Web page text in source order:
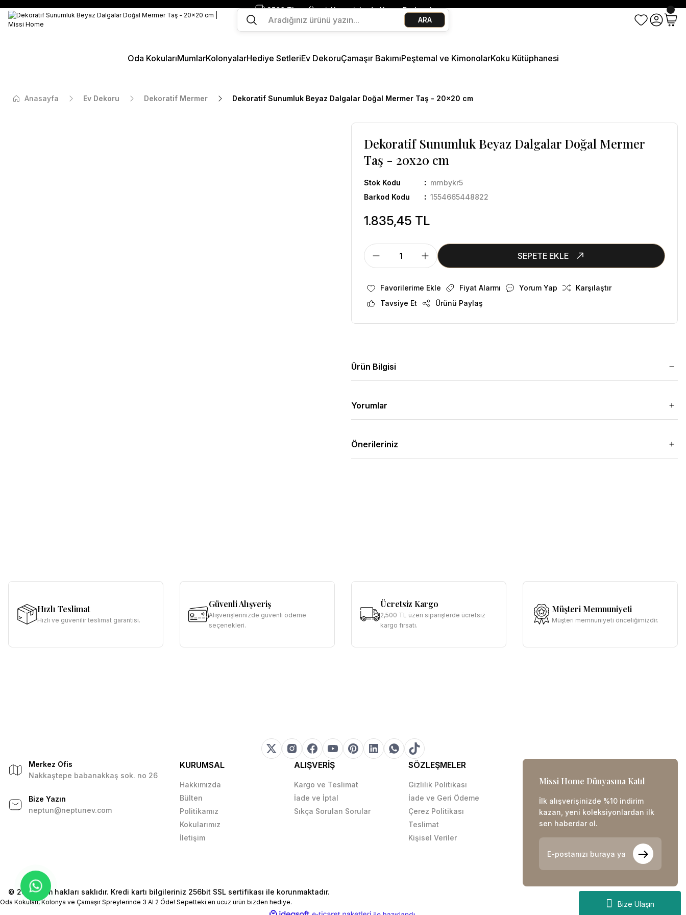
2500 TL ve Üzeri Alışverişlerde Kargo Bedava!
Ege Esintisi 2 Al 1 Öde
Missi Kokularda 3 Al 2 Öde
Bize Ulaşın
ARA
Oda KokularıMumlarKolonyalarHediye SetleriEv DekoruÇamaşır BakımıPeştemal ve KimonolarKoku Kütüphanesi
Anasayfa Ev Dekoru Dekoratif Mermer Dekoratif Sunumluk Beyaz Dalgalar Doğal Mermer Taş - 20x20 cm
Dekoratif Sunumluk Beyaz Dalgalar Doğal Mermer
Taş - 20x20 cm
Stok Kodu
mrnbykr5
Barkod Kodu
1554665448822
1.835,45 TL
SEPETE EKLE
Fiyat Alarmı Yorum Yap
Karşılaştır
Tavsiye Et
Ürünü Paylaş
Ürün Bilgisi
Yorumlar
Önerileriniz
Hızlı Teslimat
Hızlı ve güvenilir teslimat garantisi.
Güvenli Alışveriş
Alışverişlerinizde güvenli ödeme
seçenekleri.
Ücretsiz Kargo
2,500 TL üzeri siparişlerde ücretsiz
kargo fırsatı.
Müşteri Memnuniyeti
Müşteri memnuniyeti önceliğimizdir.
Merkez Ofis
Nakkaştepe babanakkaş sok. no 26
Bize Yazın
neptun@neptunev.com
KURUMSAL
Hakkımızda
Bülten
Politikamız
Kokularımız
İletişim
ALIŞVERİŞ
Kargo ve Teslimat
İade ve İptal
Sıkça Sorulan Sorular
SÖZLEŞMELER
Gizlilik Politikası
İade ve Geri Ödeme
Çerez Politikası
Teslimat
Kişisel Veriler
Missi Home Dünyasına Katıl
İlk alışverişinizde %10 indirim
kazan, yeni koleksiyonlardan ilk
sen haberdar ol.
© 2026 Tüm hakları saklıdır. Kredi kartı bilgileriniz 256bit SSL sertifikası ile korunmaktadır.
Oda Kokuları, Kolonya ve Çamaşır Spreylerinde 3 Al 2 Öde! Sepetteki en ucuz ürün bizden hediye.